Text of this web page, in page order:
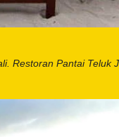
Restoran Pantai Teluk